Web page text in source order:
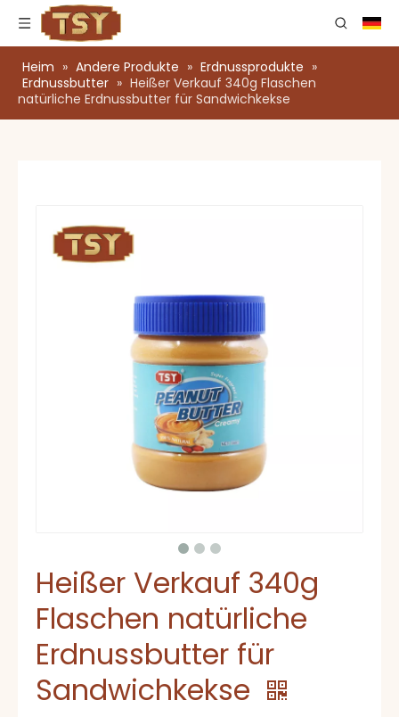
Heim » Andere Produkte » Erdnussprodukte »
Erdnussbutter » Heißer Verkauf 340g Flaschen
natürliche Erdnussbutter für Sandwichkekse
Heißer Verkauf 340g
Flaschen natürliche
Erdnussbutter für
Sandwichkekse